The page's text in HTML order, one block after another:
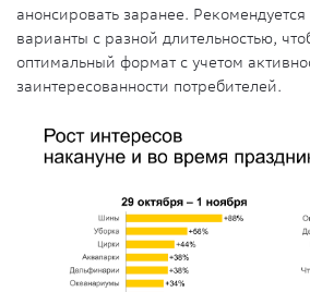
анонсировать заранее. Рекомендуется
варианты с разной длительностью,
оптимальный формат с учетом
заинтересованности потребителей.